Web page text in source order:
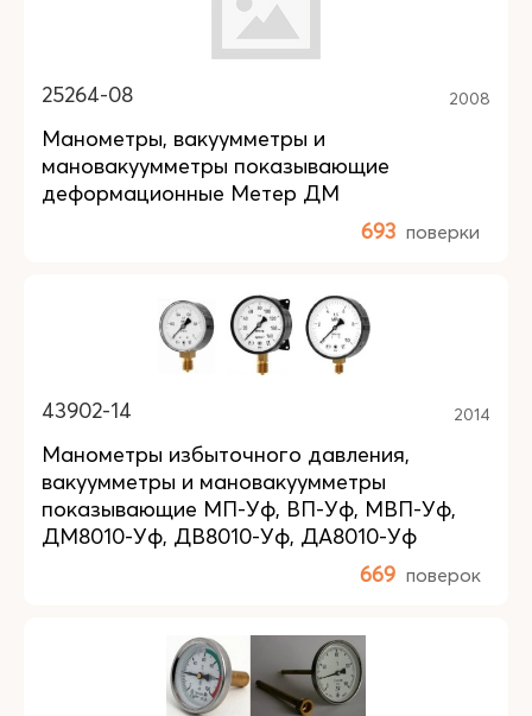
25264-08 2008
Манометры, вакуумметры и
мановакуумметры показывающие
деформационные Метер ДМ
693 поверки
43902-14 2014
Манометры избыточного давления,
вакуумметры и мановакуумметры
показывающие МП-Уф, ВП-Уф, МВП-Уф,
ДМ8010-Уф, ДВ8010-Уф, ДА8010-Уф
669 поверок